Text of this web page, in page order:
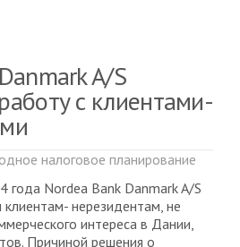
A/S
с клиентами-
налоговое планирование
года Nordea Bank Danmark A/S
клиентам- нерезидентам, не
интереса в Дании,
Причиной решения о